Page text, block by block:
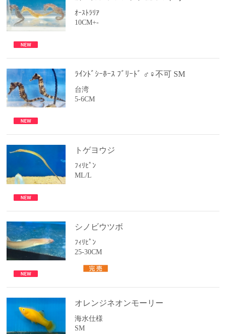
ｵｰｽﾄﾗﾘｱ
10CM+-
ﾗｲﾝﾄﾞｼｰﾎｰｽ ﾌﾞﾘｰﾄﾞ ♂♀不可 SM
台湾
5-6CM
トゲヨウジ
ﾌｨﾘﾋﾟﾝ
ML/L
シノビウツボ
ﾌｨﾘﾋﾟﾝ
25-30CM
オレンジネオンモーリー
海水仕様
SM